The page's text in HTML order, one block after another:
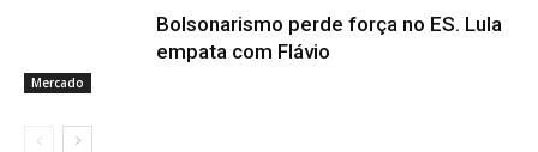
Mercado
Bolsonarismo perde força no ES. Lula
empata com Flávio